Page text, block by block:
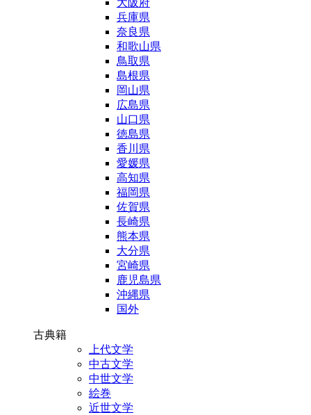
大阪府
兵庫県
奈良県
和歌山県
鳥取県
島根県
岡山県
広島県
山口県
徳島県
香川県
愛媛県
高知県
福岡県
佐賀県
長崎県
熊本県
大分県
宮崎県
鹿児島県
沖縄県
国外
古典籍
上代文学
中古文学
中世文学
絵巻
近世文学